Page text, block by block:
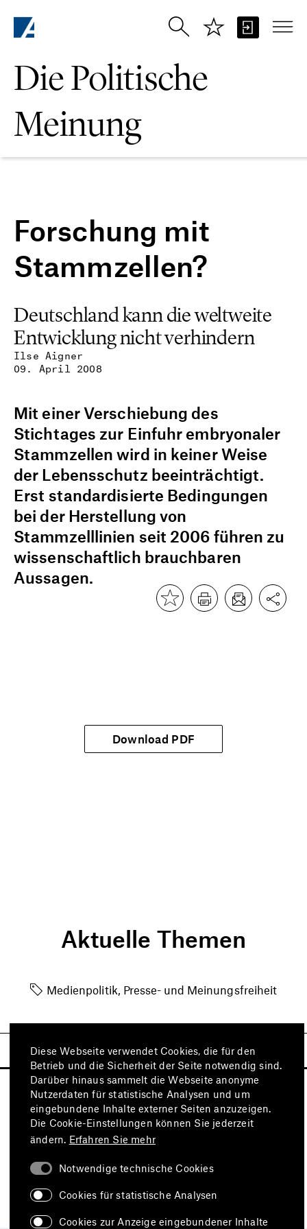
Die Politische
Meinung
Forschung mit
Stammzellen?
Ilse Aigner
09. April 2008
Deutschland kann die weltweite
Entwicklung nicht verhindern
Mit einer Verschiebung des
Stichtages zur Einfuhr embryonaler
Stammzellen wird in keiner Weise
der Lebensschutz beeinträchtigt.
Erst standardisierte Bedingungen
bei der Herstellung von
Stammzelllinien seit 2006 führen zu
wissenschaftlich brauchbaren
Aussagen.
Download PDF
Aktuelle Themen
Medienpolitik, Presse- und Meinungsfreiheit
Besuchen Sie auch
Diese Webseite verwendet Cookies, die für den
Betrieb und die Sicherheit der Seite notwendig sind.
Darüber hinaus sammelt die Webseite anonyme
Nutzerdaten für statistische Analysen und um
eingebundene Inhalte externer Seiten anzuzeigen.
Die Cookie-Einstellungen können Sie jederzeit
ändern. Erfahren Sie mehr
Notwendige technische Cookies
Cookies für statistische Analysen
Cookies zur Anzeige eingebundener Inhalte